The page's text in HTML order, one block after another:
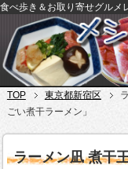
食べ歩き＆お取り寄せグルメ
TOP 東京都新宿区
ごい煮干ラーメン」
ラーメン凪 煮干